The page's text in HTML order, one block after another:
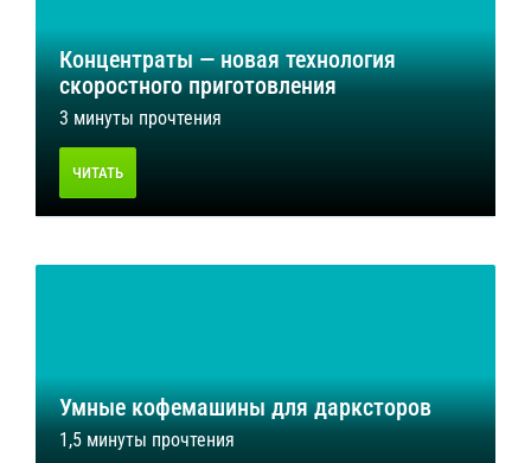
Концентраты — новая технология
скоростного приготовления
3 минуты прочтения
ЧИТАТЬ
Умные кофемашины для дарксторов
1,5 минуты прочтения